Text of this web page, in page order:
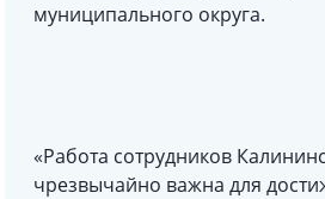
муниципального округа.
«Работа сотрудников
чрезвычайно важна для